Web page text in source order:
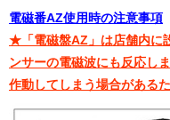
電磁番AZ使用時の注意事項
★「電磁盤AZ」は店舗内に
ンサーの電磁波にも反応し
作動してしまう場合がある